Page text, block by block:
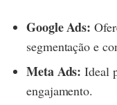
Google Ads:
segmentação e
Meta Ads: Ideal
engajamento.